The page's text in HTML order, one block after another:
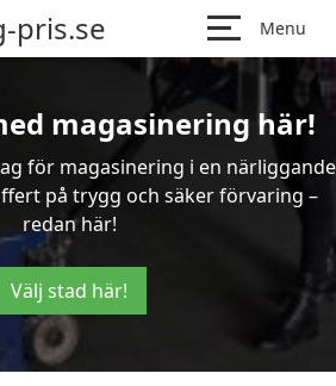
pris.se Menu
magasinering här!
för magasinering i en närliggande
på trygg och säker förvaring –
redan här!
Välj stad här!